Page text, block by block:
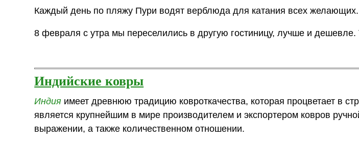
Каждый день по пляжу Пури водят верблюда для катания всех желающих.
8 февраля с утра мы переселились в другую гостиницу, лучше и
Индийские ковры
Индия имеет древнюю традицию ковроткачества, которая процветает в
является крупнейшим в мире производителем и экспортером ковров
выражении, а также количественном отношении.